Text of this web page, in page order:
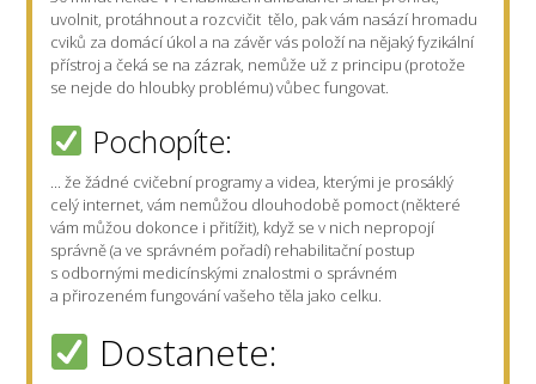
uvolnit, protáhnout a rozcvičit tělo, pak vám nasází hromadu
cviků za domácí úkol a na závěr vás položí na nějaký fyzikální
přístroj a čeká se na zázrak, nemůže už z principu (protože
se nejde do hloubky problému) vůbec fungovat.
Pochopíte:
... že žádné cvičební programy a videa, kterými je prosáklý
celý internet, vám nemůžou dlouhodobě pomoct (některé
vám můžou dokonce i přitížit), když se v nich nepropojí
správně (a ve správném pořadí) rehabilitační postup
s odbornými medicínskými znalostmi o správném
a přirozeném fungování vašeho těla jako celku.
Dostanete: